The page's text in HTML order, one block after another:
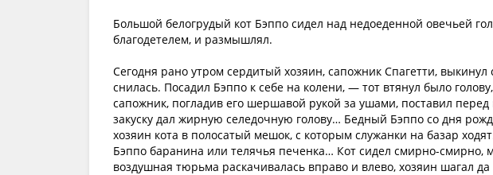
Большой белогрудый кот Бэппо сидел над недоеденной овечьей
благодетелем, и размышлял.
Сегодня рано утром сердитый хозяин, сапожник Спагетти, выкинул
снилась. Посадил Бэппо к себе на колени, — тот втянул было
сапожник, погладив его шершавой рукой за ушами, поставил
закуску дал жирную селедочную голову… Бедный Бэппо со дня
хозяин кота в полосатый мешок, с которым служанки на базар
Бэппо баранина или телячья печенка… Кот сидел смирно-
воздушная тюрьма раскачивалась вправо и влево, хозяин шагал